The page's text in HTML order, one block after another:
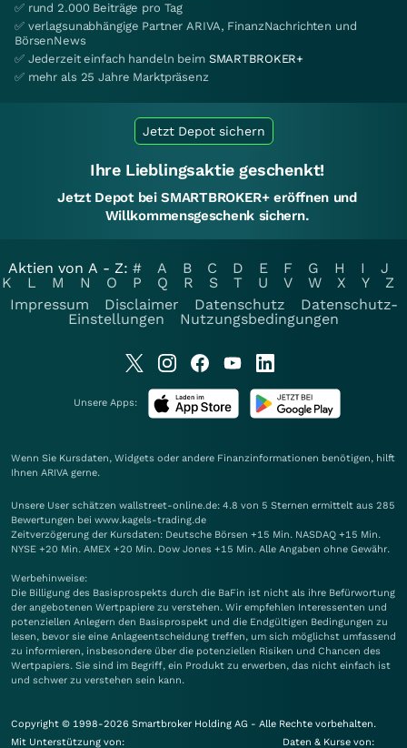
✅ rund 2.000 Beiträge pro Tag
✅ verlagsunabhängige Partner ARIVA, FinanzNachrichten und
BörsenNews
✅ Jederzeit einfach handeln beim SMARTBROKER+
✅ mehr als 25 Jahre Marktpräsenz
Jetzt Depot sichern
Ihre Lieblingsaktie geschenkt!
Jetzt Depot bei SMARTBROKER+ eröffnen und
Willkommensgeschenk sichern.
Aktien von A - Z: # A B C D E F G H I
J
K
L M N O P Q R S T U V W X Y
Z
Impressum
Disclaimer Datenschutz
Datenschutz-
Einstellungen
Nutzungsbedingungen
Unsere Apps:
Wenn Sie Kursdaten, Widgets oder andere Finanzinformationen benötigen, hilft
Ihnen ARIVA gerne.
Unsere User schätzen wallstreet-online.de: 4.8 von 5 Sternen ermittelt aus 285
Bewertungen bei www.kagels-trading.de
Zeitverzögerung der Kursdaten: Deutsche Börsen +15 Min. NASDAQ +15 Min.
NYSE +20 Min. AMEX +20 Min. Dow Jones +15 Min. Alle Angaben ohne Gewähr.
Werbehinweise:
Die Billigung des Basisprospekts durch die BaFin ist nicht als ihre Befürwortung
der angebotenen Wertpapiere zu verstehen. Wir empfehlen Interessenten und
potenziellen Anlegern den Basisprospekt und die Endgültigen Bedingungen zu
lesen, bevor sie eine Anlageentscheidung treffen, um sich möglichst umfassend
zu informieren, insbesondere über die potenziellen Risiken und Chancen des
Wertpapiers. Sie sind im Begriff, ein Produkt zu erwerben, das nicht einfach ist
und schwer zu verstehen sein kann.
Copyright © 1998-2026 Smartbroker Holding AG - Alle Rechte vorbehalten.
Mit Unterstützung von:
Daten & Kurse von: